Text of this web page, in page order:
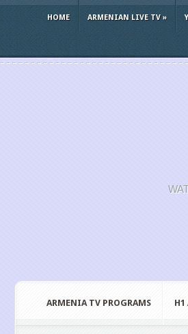
HOME ARMENIAN LIVE TV»
ARMENIA TV PROGRAMS H1